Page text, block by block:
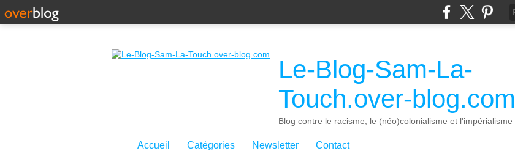
Le-Blog-Sam-La-
Touch.over-blog.com
Blog contre le racisme, le (néo)colonialisme et l'impérialisme
Accueil Catégories Newsletter Contact